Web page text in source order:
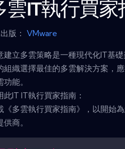
雲IT執行買家
出版：VMware
建立多雲策略是一種現代化IT基
組織選擇最佳的多雲解決方案，
功能。
此IT IT執行買家指南：
《多雲執行買家指南》，以開始
供商。